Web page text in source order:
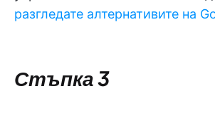
разгледате алтернативите на
Стъпка 3